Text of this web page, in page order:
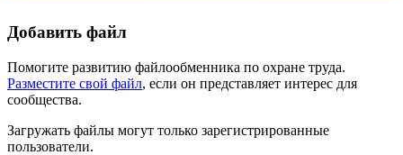
Добавить файл
Помогите развитию файлообменника по охране труда.
Разместите свой файл, если он представляет интерес для
сообщества.
Загружать файлы могут только зарегистрированные
пользователи.